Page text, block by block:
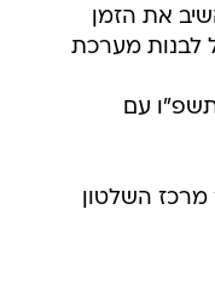
את הזמן
לבנות מערכת
תשפ"ו עם
מרכז השלטון